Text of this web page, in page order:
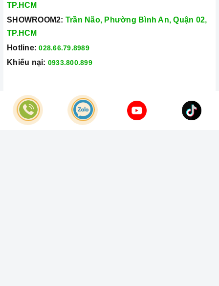
TP.HCM
SHOWROOM2: Trần Não, Phường Bình An, Quận 02,
TP.HCM
Hotline: 028.66.79.8989
Khiếu nại: 0933.800.899
© Bản quyền thuộc vềCông Ty TNHH Home Best Việt Nam
Cung cấp bởi
Sapo